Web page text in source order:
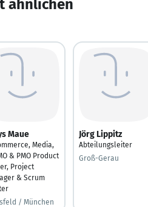
ähnlichen
Maue
Media,
& PMO Product
Project
& Scrum
/ München
Jörg Lippitz
Abteilungsleiter
Groß-Gerau